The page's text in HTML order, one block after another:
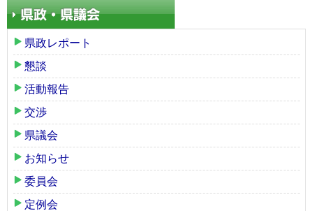
県政レポート
懇談
活動報告
交渉
県議会
お知らせ
委員会
定例会